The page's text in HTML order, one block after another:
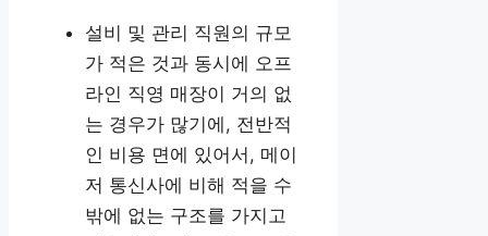
설비 및 관리 직원의 규모
가 적은 것과 동시에 오프
라인 직영 매장이 거의 없
는 경우가 많기에, 전반적
인 비용 면에 있어서, 메이
저 통신사에 비해 적을 수
밖에 없는 구조를 가지고